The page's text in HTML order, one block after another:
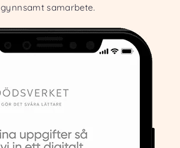
gynnsamt samarbete.